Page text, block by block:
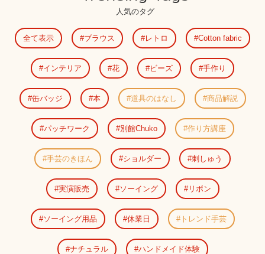
人気のタグ
全て表示 ブラウス レトロ Cotton fabric
インテリア 花 ビーズ 手作り
缶バッジ 本 道具のはなし 商品解説
パッチワーク 別館Chuko 作り方講座
手芸のきほん ショルダー 刺しゅう
実演販売 ソーイング リボン
ソーイング用品 休業日 トレンド手芸
ナチュラル ハンドメイド体験